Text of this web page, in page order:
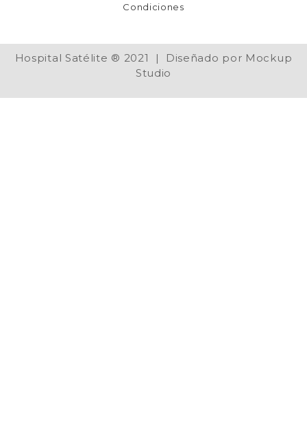
Condiciones
Hospital Satélite ® 2021 | Diseñado por Mockup
Studio